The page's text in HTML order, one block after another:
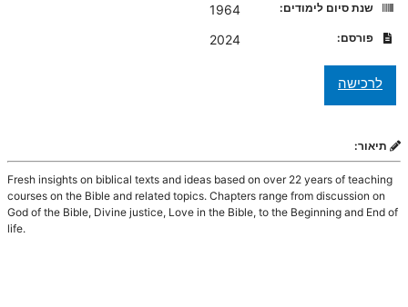
שנת סיום לימודים:
1964
פורסם: 2024
תיאור:
Fresh insights on biblical texts and ideas based on over 22 years of teaching
courses on the Bible and related topics. Chapters range from discussion on
God of the Bible, Divine justice, Love in the Bible, to the Beginning and End of
life.